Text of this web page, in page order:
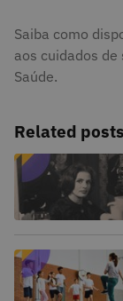
Saiba como
aos cuidados
Saúde.
Related posts